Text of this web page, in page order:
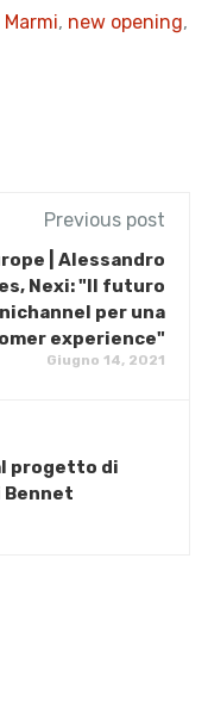
, new opening,
Previous post
| Alessandro
Nexi: "Il futuro
per una
experience"
Giugno 14, 2021
progetto di